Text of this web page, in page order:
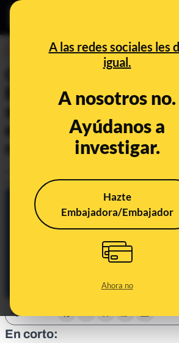
A las redes sociales les
igual.
A nosotros no.
Ayúdanos a
investigar.
Hazte
Embajadora/Embajador
Ahora no
Qué sabemos
Europeo para la
sus competencias
elecciones en
miembros
Actualizado elMar 12, 2025, 11:02:00 AM
En corto: